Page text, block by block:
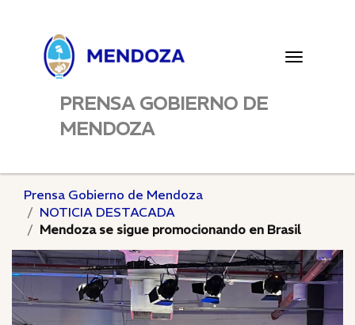
Toggle
PRENSA GOBIERNO DE
MENDOZA
Prensa Gobierno de Mendoza
NOTICIA DESTACADA
Mendoza se sigue promocionando en Brasil